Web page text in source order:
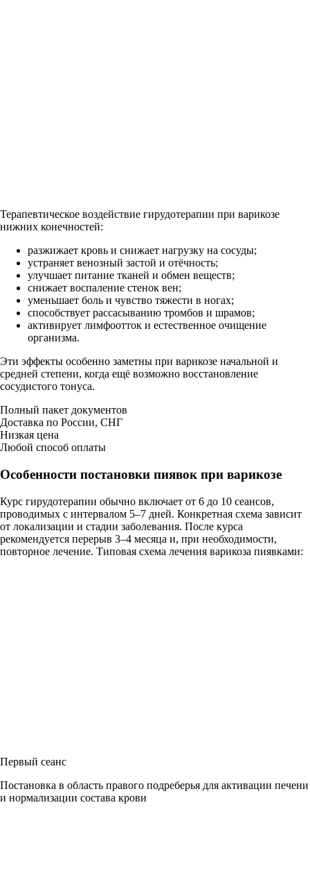
Терапевтическое воздействие гирудотерапии при варикозе
нижних конечностей:
разжижает кровь и снижает нагрузку на сосуды;
устраняет венозный застой и отёчность;
улучшает питание тканей и обмен веществ;
снижает воспаление стенок вен;
уменьшает боль и чувство тяжести в ногах;
способствует рассасыванию тромбов и шрамов;
активирует лимфоотток и естественное очищение
организма.
Эти эффекты особенно заметны при варикозе начальной и
средней степени, когда ещё возможно восстановление
сосудистого тонуса.
Полный пакет документов
Доставка по России, СНГ
Низкая цена
Любой способ оплаты
Особенности постановки пиявок при варикозе
Курс гирудотерапии обычно включает от 6 до 10 сеансов,
проводимых с интервалом 5–7 дней. Конкретная схема зависит
от локализации и стадии заболевания. После курса
рекомендуется перерыв 3–4 месяца и, при необходимости,
повторное лечение. Типовая схема лечения варикоза пиявками:
Первый сеанс
Постановка в область правого подреберья для активации печени
и нормализации состава крови